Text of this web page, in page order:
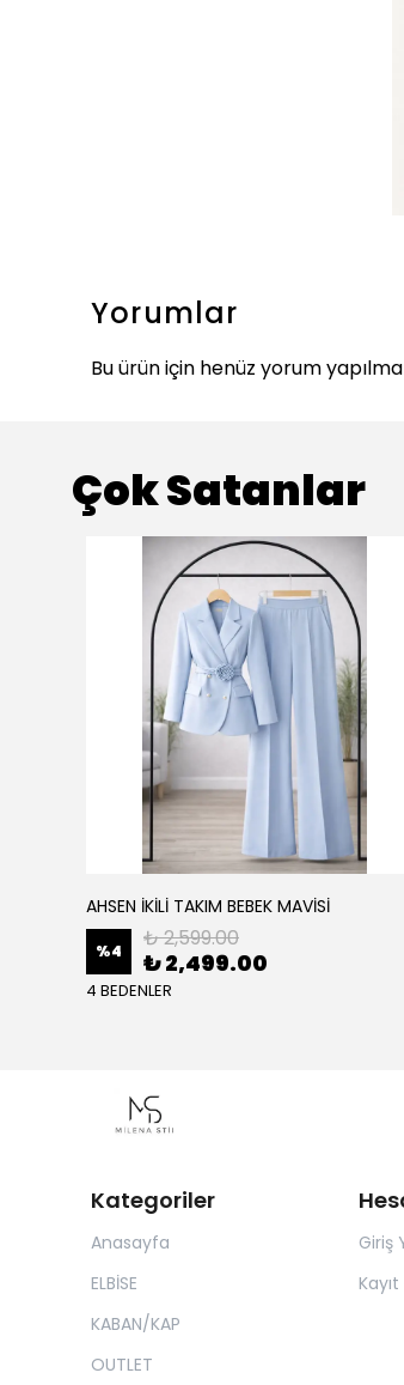
Yorumlar
Bu ürün için henüz yorum
Çok Satanlar
AHSEN İKİLİ TAKIM BEBEK MAVİSİ
%4 ₺ 2,599.00
₺ 2,499.00
4 BEDENLER
Kategoriler
Anasayfa
ELBİSE
KABAN/KAP
OUTLET
Giriş